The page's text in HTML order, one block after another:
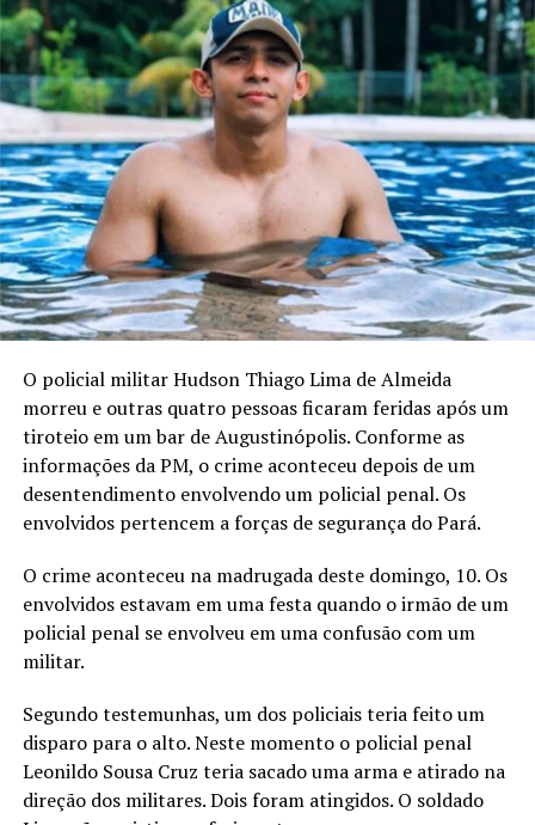
O policial militar Hudson Thiago Lima de Almeida
morreu e outras quatro pessoas ficaram feridas após um
tiroteio em um bar de Augustinópolis. Conforme as
informações da PM, o crime aconteceu depois de um
desentendimento envolvendo um policial penal. Os
envolvidos pertencem a forças de segurança do Pará.
O crime aconteceu na madrugada deste domingo, 10. Os
envolvidos estavam em uma festa quando o irmão de um
policial penal se envolveu em uma confusão com um
militar.
Segundo testemunhas, um dos policiais teria feito um
disparo para o alto. Neste momento o policial penal
Leonildo Sousa Cruz teria sacado uma arma e atirado na
direção dos militares. Dois foram atingidos. O soldado